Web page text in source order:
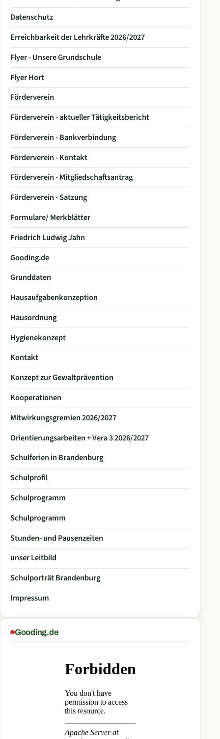
Datenschutz
Erreichbarkeit der Lehrkräfte 2026/2027
Flyer - Unsere Grundschule
Flyer Hort
Förderverein
Förderverein - aktueller Tätigkeitsbericht
Förderverein - Bankverbindung
Förderverein - Kontakt
Förderverein - Mitgliedschaftsantrag
Förderverein - Satzung
Formulare/ Merkblätter
Friedrich Ludwig Jahn
Gooding.de
Grunddaten
Hausaufgabenkonzeption
Hausordnung
Hygienekonzept
Kontakt
Konzept zur Gewaltprävention
Kooperationen
Mitwirkungsgremien 2026/2027
Orientierungsarbeiten + Vera 3 2026/2027
Schulferien in Brandenburg
Schulprofil
Schulprogramm
Schulprogramm
Stunden- und Pausenzeiten
unser Leitbild
Schulporträt Brandenburg
Impressum
Gooding.de